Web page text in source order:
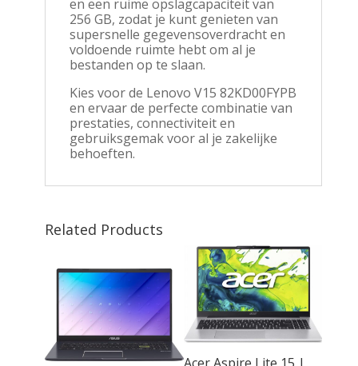
en een ruime opslagcapaciteit van
256 GB, zodat je kunt genieten van
supersnelle gegevensoverdracht en
voldoende ruimte hebt om al je
bestanden op te slaan.
Kies voor de Lenovo V15 82KD00FYPB
en ervaar de perfecte combinatie van
prestaties, connectiviteit en
gebruiksgemak voor al je zakelijke
behoeften.
Related Products